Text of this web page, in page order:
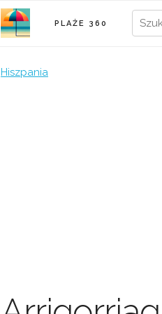
PLAŻE 360
Hiszpania